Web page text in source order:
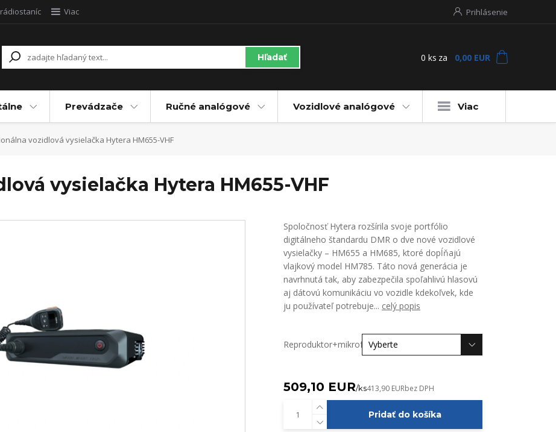
Viac Prihlásenie
Hľadať 0 ks za 0,00 EUR
Prevádzače Ručné analógové Vozidlové analógové Viac
vozidlová vysielačka Hytera HM655-VHF
vysielačka Hytera HM655-VHF
Spoločnosť Hytera rozšírila svoje portfólio
digitálneho štandardu DMR o dve nové vozidlové
vysielačky – HM655 a HM685, ktoré dopĺňajú
vlajkový model HM785. Táto nová generácia je
navrhnutá tak, aby zabezpečila spoľahlivú hlasovú
aj dátovú komunikáciu vo vozidle kdekoľvek, kde
ju používateľ potrebuje... celý popis
Reproduktor+mikrofón
509,10 EUR/ks413,90 EURbez DPH
Pridať do košíka